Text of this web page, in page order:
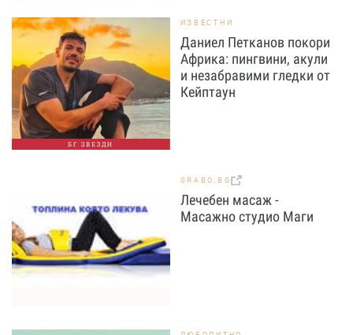
БГ ЗВЕЗДИ
ИЗВЕСТНИ
Даниел Петканов покори
Африка: пингвини, акули
и незабравими гледки от
Кейптаун
GRABO.BG
Лечебен масаж -
Масажно студио Маги